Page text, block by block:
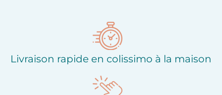
Livraison rapide en colissimo à la maison